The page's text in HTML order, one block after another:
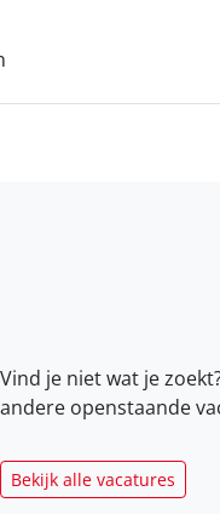
Vind je niet wat je
andere openstaande
Bekijk alle vacatures